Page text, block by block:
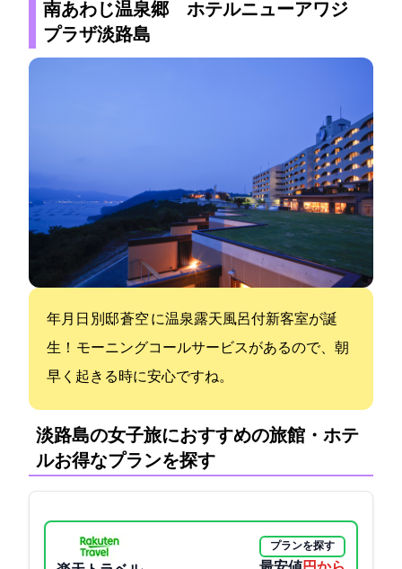
南あわじ温泉郷 ホテルニューアワジ
プラザ淡路島
2022年12月29日 別邸 蒼空 -SOLA- に温泉露天風呂付新客室が誕
生！ モーニングコールサービスがあるので、朝
早く起きる時に安心ですね。
淡路島の女子旅におすすめの旅館・ホテ
ル:お得なプランを探す
プランを探す